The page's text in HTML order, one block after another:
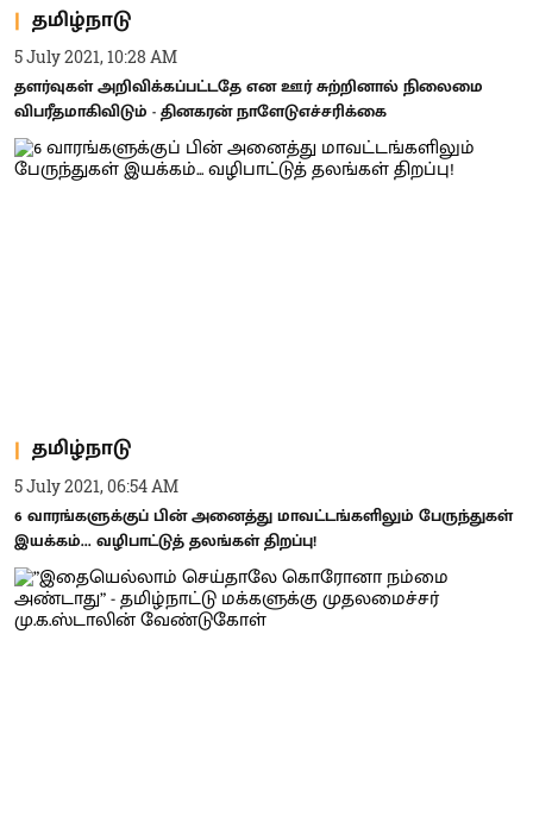
தமிழ்நாடு
5 July 2021, 10:28 AM
தளர்வுகள் அறிவிக்கப்பட்டதே என ஊர் சுற்றினால் நிலைமை
விபரீதமாகிவிடும் - தினகரன் நாளேடுஎச்சரிக்கை
தமிழ்நாடு
5 July 2021, 06:54 AM
6 வாரங்களுக்குப் பின் அனைத்து மாவட்டங்களிலும் பேருந்துகள்
இயக்கம்... வழிபாட்டுத் தலங்கள் திறப்பு!